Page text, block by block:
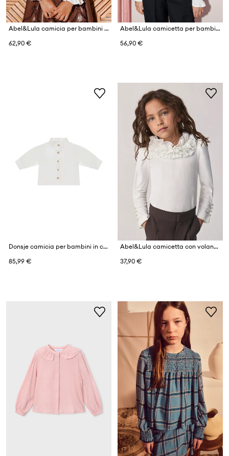
Abel&Lula camicia per bambini con viscosa
62,90 €
Abel&Lula camicetta per bambini
56,90 €
Donsje camicia per bambini in cotone Fini Blouse
85,99 €
Abel&Lula camicetta con volant per bambini con cotone
37,90 €